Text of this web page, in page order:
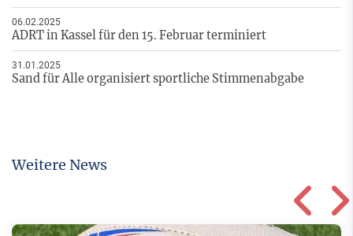
06.02.2025
ADRT in Kassel für den 15. Februar terminiert
31.01.2025
Sand für Alle organisiert sportliche Stimmenabgabe
Weitere News